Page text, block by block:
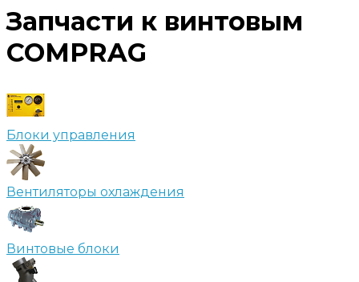
Запчасти к винтовым
COMPRAG
Блоки управления
Вентиляторы охлаждения
Винтовые блоки